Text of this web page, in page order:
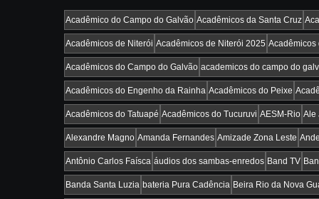
Acadêmico do Campo do Galvão Acadêmicos da Santa Cruz
Acadêmicos de Niterói Acadêmicos de Niterói 2025 Acadêmicos
Acadêmicos do Campo do Galvão academicos do campo do
Acadêmicos do Engenho da Rainha Acadêmicos do Peixe
Acadêmicos do Tatuapé Acadêmicos do Tucuruvi AESM-Rio Ale
Alexandre Magno Amanda Fernandes Amizade Zona Leste
Antônio Carlos Faísca áudios dos sambas-enredos Band TV
Banda Santa Luzia bateria Pura Cadência Beira Rio da Nova